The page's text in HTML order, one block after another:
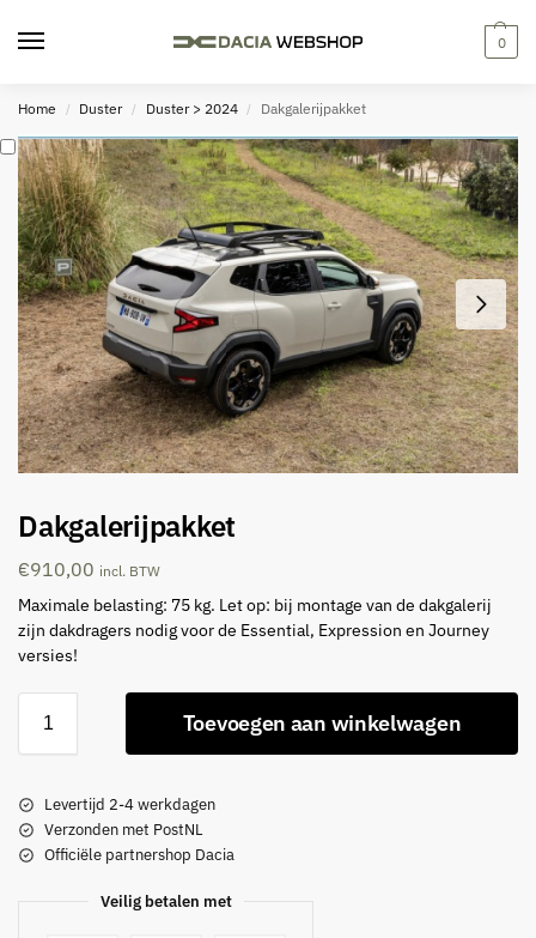
0
Home / Duster / Duster > 2024 / Dakgalerijpakket
Dakgalerijpakket
€910,00 incl. BTW
Maximale belasting: 75 kg. Let op: bij montage van de dakgalerij
zijn dakdragers nodig voor de Essential, Expression en Journey
versies!
Toevoegen aan winkelwagen
Levertijd 2-4 werkdagen
Verzonden met PostNL
Officiële partnershop Dacia
Veilig betalen met